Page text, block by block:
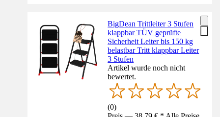
BigDean Trittleiter 3 Stufen
klappbar TÜV geprüfte
Sicherheit Leiter bis 150 kg
belastbar Tritt klappbar Leiter
3 Stufen
Artikel wurde noch nicht
bewertet.
(0)